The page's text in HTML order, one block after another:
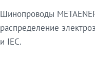
Шинопроводы
распределение
и IEC.